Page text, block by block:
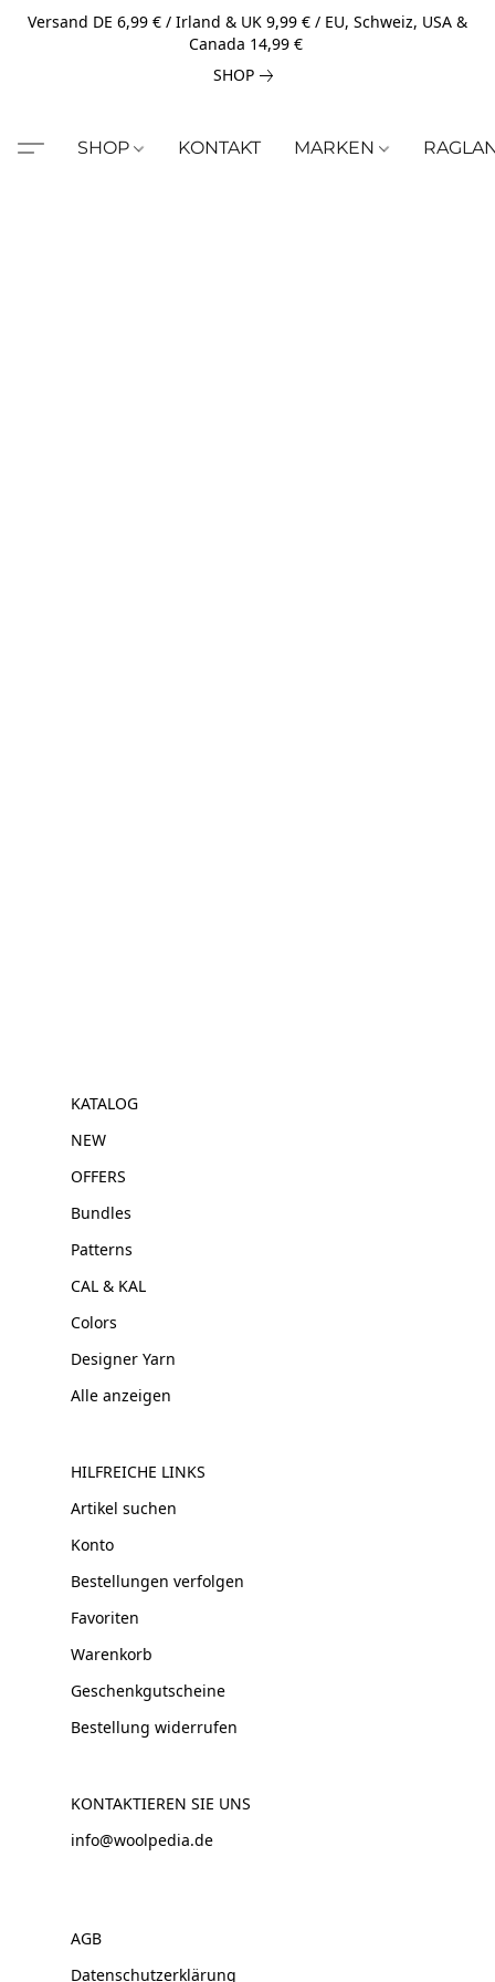
Versand DE 6,99 € / Irland & UK 9,99 € / EU, Schweiz, USA &
Canada 14,99 €
SHOP
SHOP KONTAKT MARKEN
KATALOG
NEW
OFFERS
Bundles
Patterns
CAL & KAL
Colors
Designer Yarn
Alle anzeigen
HILFREICHE LINKS
Artikel suchen
Konto
Bestellungen verfolgen
Favoriten
Warenkorb
Geschenkgutscheine
Bestellung widerrufen
KONTAKTIEREN SIE UNS
info@woolpedia.de
AGB
Datenschutzerklärung